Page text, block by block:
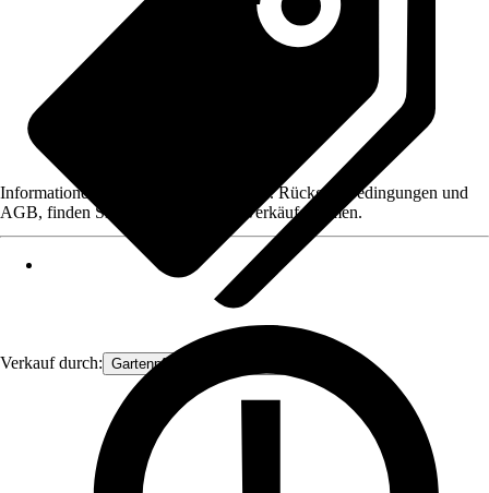
Verkauf durch: Gartenpflanzen Ammerland
Informationen des Verkäufers, wie z. B. Rückgabebedingungen und
AGB, finden Sie bei Klick auf den Verkäufernamen.